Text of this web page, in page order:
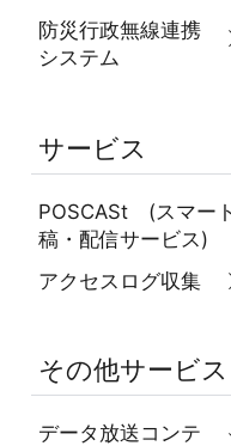
防災行政無線連携
システム
サービス
POSCASt (スマー
稿・配信サービス)
アクセスログ収集
その他サービ
データ放送コンテ